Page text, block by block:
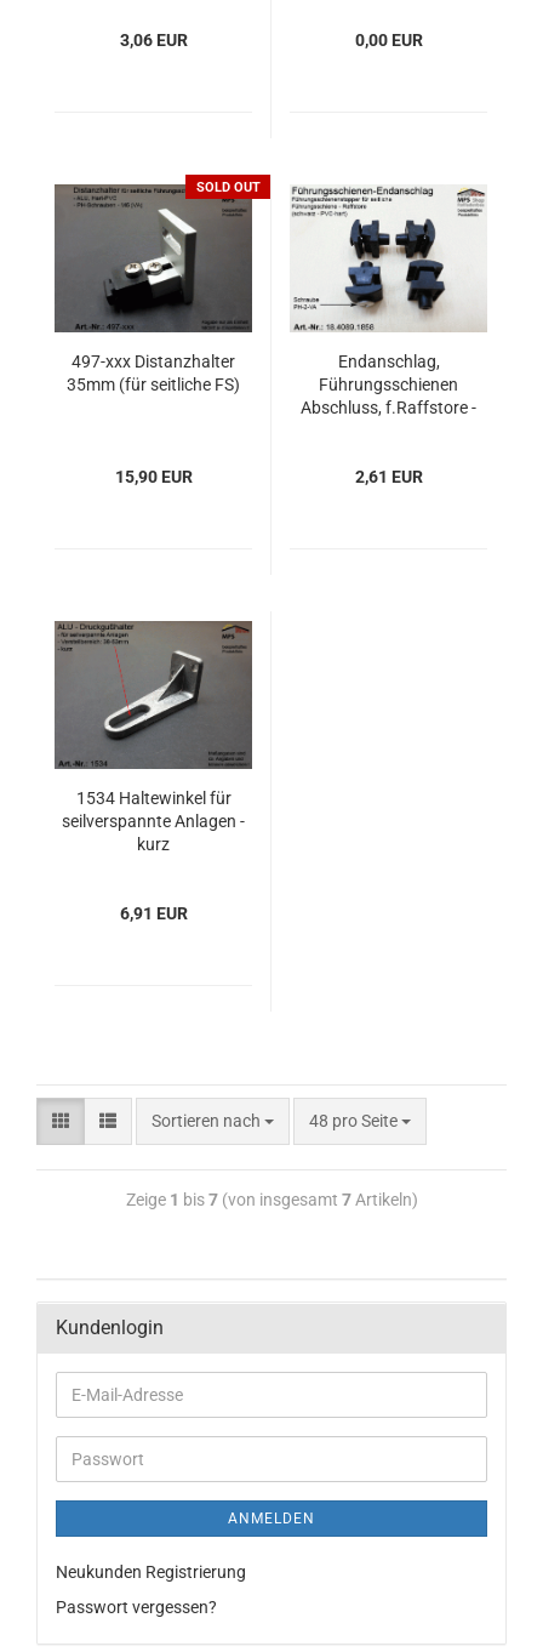
3,06 EUR 0,00 EUR
SOLD OUT
497-xxx Distanzhalter
35mm (für seitliche FS)
15,90 EUR
Endanschlag,
Führungsschienen
Abschluss, f.Raffstore -
2,61 EUR
1534 Haltewinkel für
seilverspannte Anlagen -
kurz
6,91 EUR
Sortieren nach 48 pro Seite
Zeige 1 bis7(von insgesamt 7Artikeln)
Kundenlogin
ANMELDEN
Neukunden Registrierung
Passwort vergessen?